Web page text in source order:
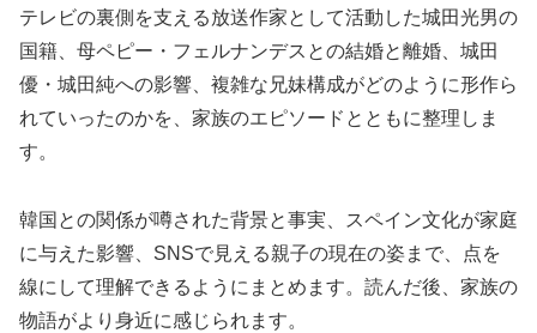
テレビの裏側を支える放送作家として活動した城田光男の
国籍、母ペピー・フェルナンデスとの結婚と離婚、城田
優・城田純への影響、複雑な兄妹構成がどのように形作ら
れていったのかを、家族のエピソードとともに整理しま
す。
韓国との関係が噂された背景と事実、スペイン文化が家庭
に与えた影響、SNSで見える親子の現在の姿まで、点を
線にして理解できるようにまとめます。読んだ後、家族の
物語がより身近に感じられます。